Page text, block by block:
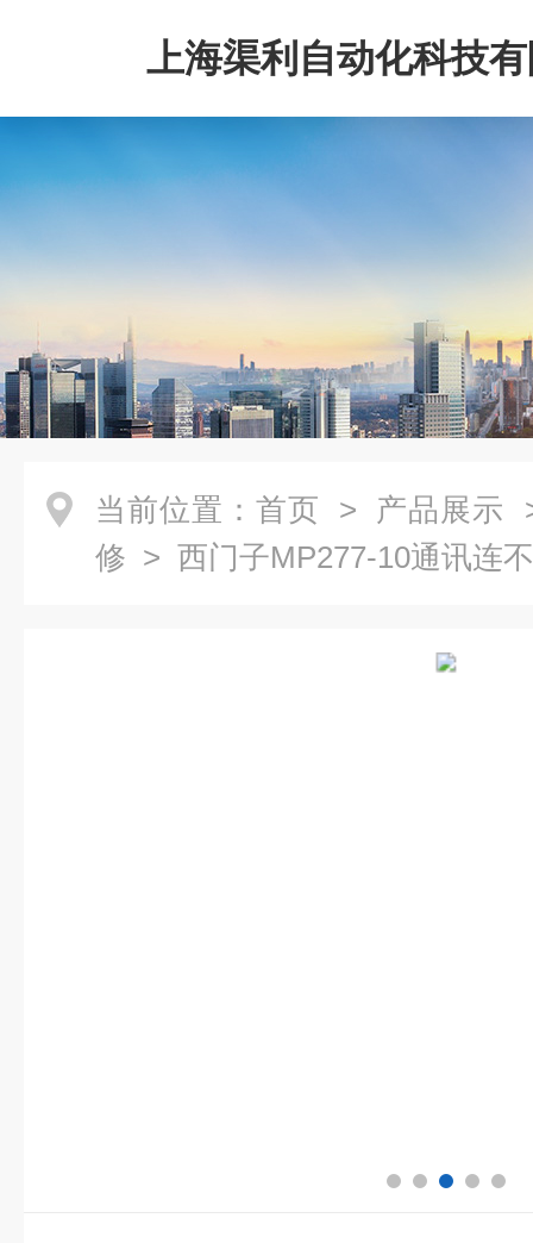
上海渠利自动化科技
当前位置： 首页 > 产品展示
修 > 西门子MP277-10通讯连